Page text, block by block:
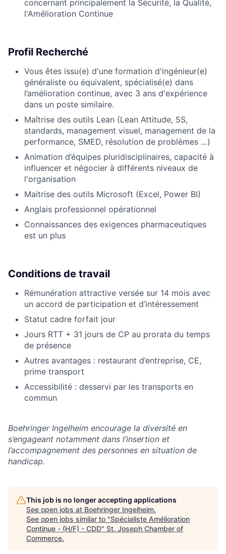
concernant principalement la Sécurité, la Qualité,
l'Amélioration Continue
Profil Recherché
Vous êtes issu(e) d'une formation d'ingénieur(e)
généraliste ou équivalent, spécialisé(e) dans
l’amélioration continue, avec 3 ans d'expérience
dans un poste similaire.
Maîtrise des outils Lean (Lean Attitude, 5S,
standards, management visuel, management de la
performance, SMED, résolution de problèmes …)
Animation d’équipes pluridisciplinaires, capacité à
influencer et négocier à différents niveaux de
l'organisation
Maitrise des outils Microsoft (Excel, Power BI)
Anglais professionnel opérationnel
Connaissances des exigences pharmaceutiques
est un plus
Conditions de travail
Rémunération attractive versée sur 14 mois avec
un accord de participation et d’intéressement
Statut cadre forfait jour
Jours RTT + 31 jours de CP au prorata du temps
de présence
Autres avantages : restaurant d’entreprise, CE,
prime transport
Accessibilité : desservi par les transports en
commun
Boehringer Ingelheim encourage la diversité en
s’engageant notamment dans l’insertion et
l’accompagnement des personnes en situation de
handicap.
This job is no longer accepting applications
See open jobs at Boehringer Ingelheim.
See open jobs similar to "Spécialiste Amélioration
Continue - (H/F) - CDD" St. Joseph Chamber of
Commerce.